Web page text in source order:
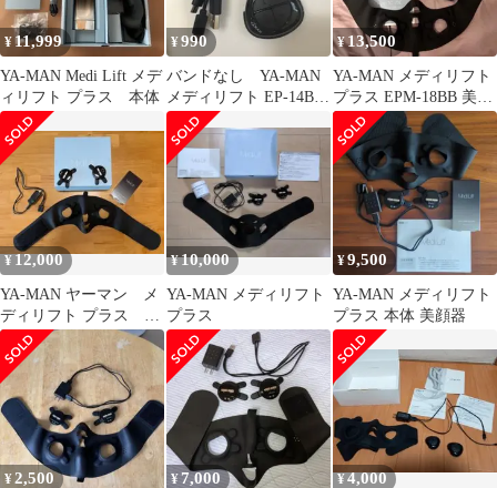
¥11,999
YA-MAN Medi Lift メデ
ィリフト プラス 本体
¥990
バンドなし YA-MAN
メディリフト EP-14BB
本体 充電ケーブルセッ
ト
¥13,500
YA-MAN メディリフト
プラス EPM-18BB 美顔
器 ヤーマン
¥12,000
YA-MAN ヤーマン メ
ディリフト プラス
EPM-18BB
¥10,000
YA-MAN メディリフト
プラス
¥9,500
YA-MAN メディリフト
プラス 本体 美顔器
¥2,500 ¥ 7,000 ¥4,000